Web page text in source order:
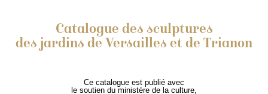
Catalogue des sculptures
des jardins de Versailles et de Trianon
Ce catalogue est publié avec
le soutien du ministère de la culture,